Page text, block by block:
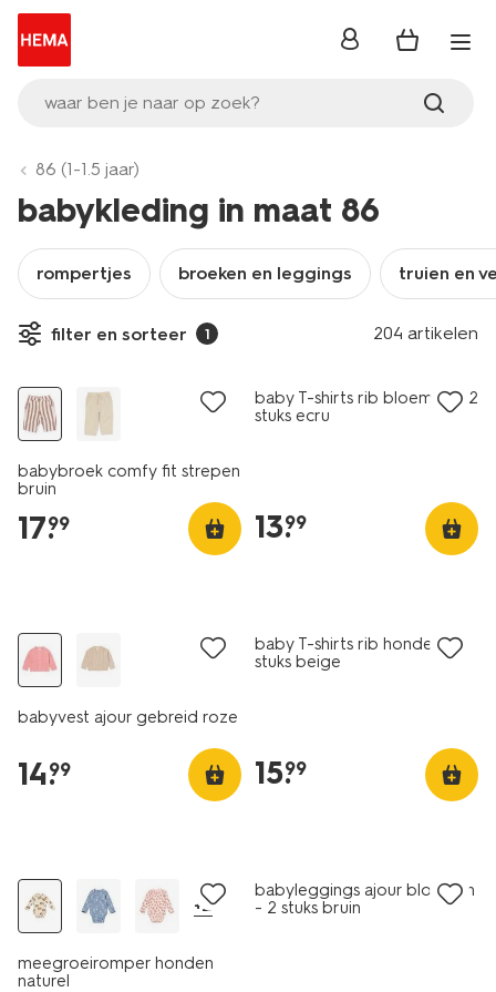
waar ben je naar op zoek?
inloggen
86 (1-1.5 jaar)
babykleding in maat 86
rompertjes broeken en leggings truien en
filter en sorteer 1 204 artikelen
nieuw
babybroek comfy fit strepen
bruin
17.
99
baby T-shirts rib bloemen - 2
stuks ecru
13.
99
babyvest ajour gebreid roze
14.
99
baby T-shirts rib honden - 2
stuks beige
15.
99
+2
meegroeiromper honden
naturel
babyleggings ajour bloemen
- 2 stuks bruin